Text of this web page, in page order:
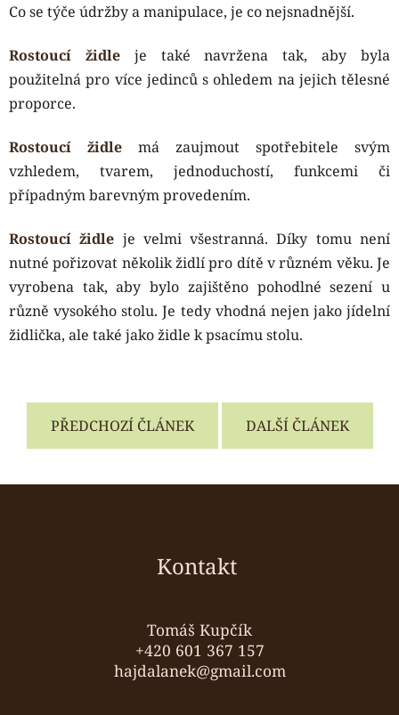
Co se týče údržby a manipulace, je co nejsnadnější.
Rostoucí židleje také navržena tak, aby byla
použitelná pro více jedinců s ohledem na jejich tělesné
proporce.
Rostoucí židle má zaujmout spotřebitele svým
vzhledem, tvarem, jednoduchostí, funkcemi či
případným barevným provedením.
Rostoucí židle je velmi všestranná. Díky tomu není
nutné pořizovat několik židlí pro dítě v různém věku. Je
vyrobena tak, aby bylo zajištěno pohodlné sezení u
různě vysokého stolu. Je tedy vhodná nejen jako jídelní
židlička, ale také jako židle k psacímu stolu.
PŘEDCHOZÍ ČLÁNEK DALŠÍ ČLÁNEK
Kontakt
Tomáš Kupčík
+420 601 367 157
hajdalanek@gmail.com